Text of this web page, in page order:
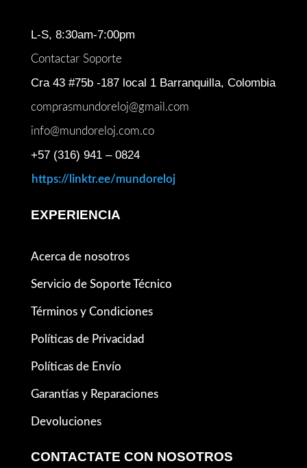
L-S, 8:30am-7:00pm
Contactar Soporte
Cra 43 #75b -187 local 1 Barranquilla, Colombia
comprasmundoreloj@gmail.com
info@mundoreloj.com.co
+57 (316) 941 – 0824
https://linktr.ee/mundoreloj
EXPERIENCIA
Acerca de nosotros
Servicio de Soporte Técnico
Términos y Condiciones
Políticas de Privacidad
Políticas de Envío
Garantías y Reparaciones
Devoluciones
CONTACTATE CON NOSOTROS